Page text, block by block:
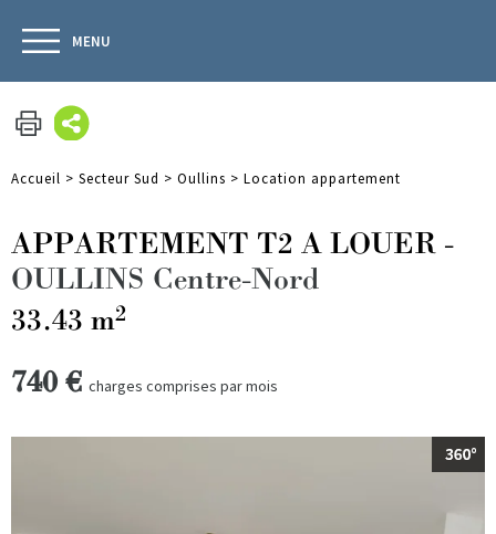
MENU
Accueil > Secteur Sud > Oullins > Location appartement
APPARTEMENT T2 A LOUER -
OULLINS Centre-Nord
33.43 m2
740 € charges comprises par mois